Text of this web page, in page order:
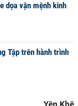
dọa vận mệnh kinh
Tập trên hành trình
Yên Khê